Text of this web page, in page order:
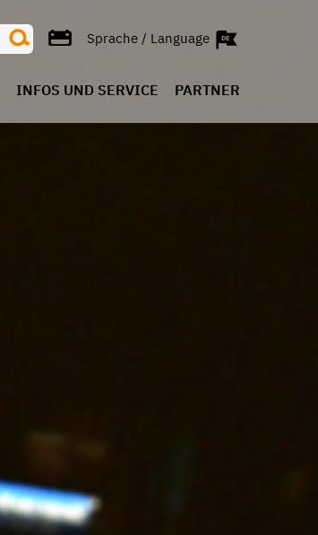
Sprache / Language
INFOS UND SERVICE PARTNER